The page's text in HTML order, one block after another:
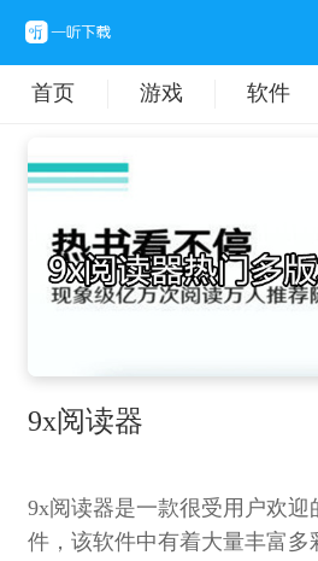
首页 游戏 软件
9x阅读器
9x阅读器是一款很受用户欢迎
件，该软件中有着大量丰富多